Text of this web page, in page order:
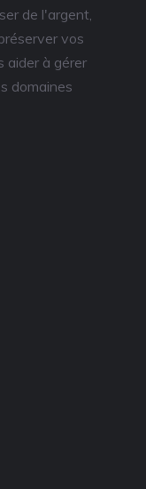
de l'argent,
vos
aider à gérer
domaines